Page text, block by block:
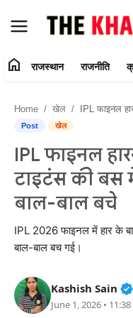
Contact Us
राजस्थान
राजनीति
क्राइम
बॉलीवुड
home राजस्थान राजनीति
Home खेल IPL फाइनल हारने के बाद
Post खेल
IPL फाइनल
टाइटंस की बस
बाल-बाल बचे
IPL 2026 फाइनल में हार के
बाल-बाल बच गई।
Kashish Sain
June 1, 2026 •